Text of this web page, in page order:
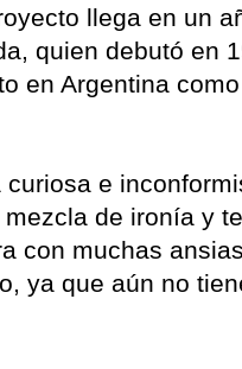
llega en un
quien debutó en
en Argentina
e
de ironía y
con muchas
ya que aún no